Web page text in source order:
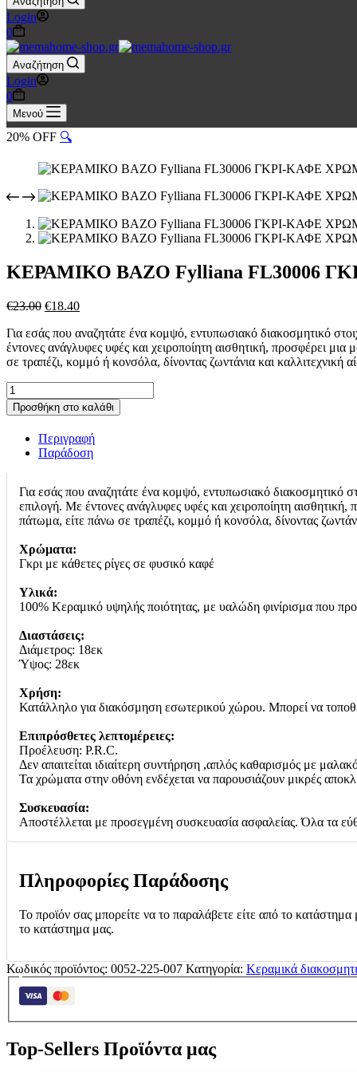
Login
Καλάθι
Αγορών
0
Αναζήτηση
Login
Καλάθι
Αγορών
0
Μενού
20% OFF 🔍
ΚΕΡΑΜΙΚΟ ΒΑΖΟ Fylliana FL30006
€23.00 Original
was:
€23.00.
€18.40Η
τιμή
είναι:
€18.40.
Για εσάς που αναζητάτε ένα κομψό, εντυπωσιακό διακοσμητικό
έντονες ανάγλυφες υφές και χειροποίητη αισθητική, προσφέρει μια
σε τραπέζι, κομμό ή κονσόλα, δίνοντας ζωντάνια και καλλιτεχνική
ΚΕΡΑΜΙΚΟ
ΒΑΖΟ
Fylliana
FL30006
ΓΚΡΙ-
ΚΑΦΕ
ΧΡΩΜΑ
18x28εκ
ποσότητα
Προσθήκη στο καλάθι
Περιγραφή
Παράδοση
Για εσάς που αναζητάτε ένα κομψό, εντυπωσιακό διακοσμητικό
επιλογή. Με έντονες ανάγλυφες υφές και χειροποίητη αισθητική,
πάτωμα, είτε πάνω σε τραπέζι, κομμό ή κονσόλα, δίνοντας
Χρώματα:
Γκρι με κάθετες ρίγες σε φυσικό καφέ
Υλικά:
100% Κεραμικό υψηλής ποιότητας, με υαλώδη φινίρισμα που
Διαστάσεις:
Διάμετρος: 18εκ
Ύψος: 28εκ
Χρήση:
Κατάλληλο για διακόσμηση εσωτερικού χώρου. Μπορεί να
Επιπρόσθετες λεπτομέρειες:
Προέλευση: P.R.C.
Δεν απαιτείται ιδιαίτερη συντήρηση ,απλός καθαρισμός με
Τα χρώματα στην οθόνη ενδέχεται να παρουσιάζουν μικρές
Συσκευασία:
Αποστέλλεται με προσεγμένη συσκευασία ασφαλείας. Όλα τα
Πληροφορίες Παράδοσης
Το προϊόν σας μπορείτε να το παραλάβετε είτε από το
το κατάστημα μας.
Κωδικός προϊόντος: 0052-225-007 Κατηγορία: Κεραμικά
Top-Sellers Προϊόντα μας